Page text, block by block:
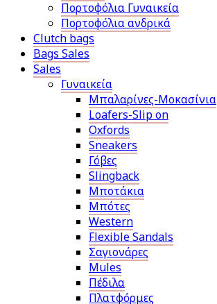
Πορτοφόλια Γυναικεία
Πορτοφόλια ανδρικά
Clutch bags
Bags Sales
Sales
Γυναικεία
Μπαλαρίνες-Μοκασίνια
Loafers-Slip on
Oxfords
Sneakers
Γόβες
Slingback
Μποτάκια
Μπότες
Western
Flexible Sandals
Σαγιονάρες
Mules
Πέδιλα
Πλατφόρμες